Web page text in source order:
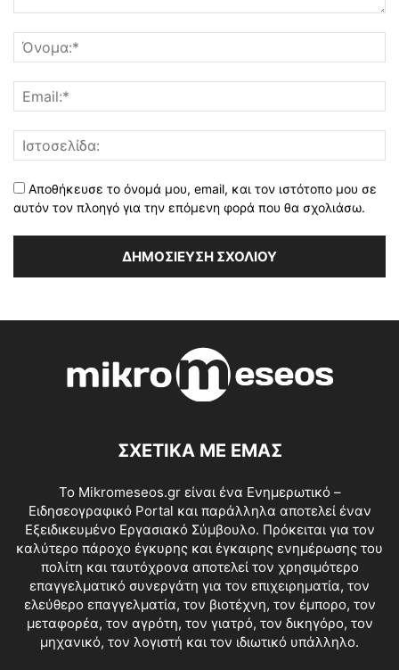
Αποθήκευσε το όνομά μου, email, και τον ιστότοπο μου σε
αυτόν τον πλοηγό για την επόμενη φορά που θα σχολιάσω.
ΣΧΕΤΙΚΑ ΜΕ ΕΜΑΣ
Το Mikromeseos.gr είναι ένα Ενημερωτικό –
Ειδησεογραφικό Portal και παράλληλα αποτελεί έναν
Εξειδικευμένο Εργασιακό Σύμβουλο. Πρόκειται για τον
καλύτερο πάροχο έγκυρης και έγκαιρης ενημέρωσης του
πολίτη και ταυτόχρονα αποτελεί τον χρησιμότερο
επαγγελματικό συνεργάτη για τον επιχειρηματία, τον
ελεύθερο επαγγελματία, τον βιοτέχνη, τον έμπορο, τον
μεταφορέα, τον αγρότη, τον γιατρό, τον δικηγόρο, τον
μηχανικό, τον λογιστή και τον ιδιωτικό υπάλληλο.